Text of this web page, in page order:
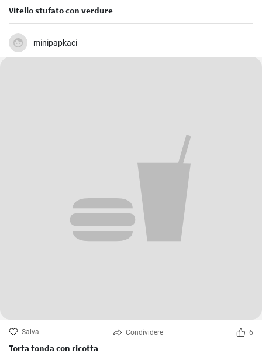
Vitello stufato con verdure
minipapkaci
Salva Condividere 6
Torta tonda con ricotta